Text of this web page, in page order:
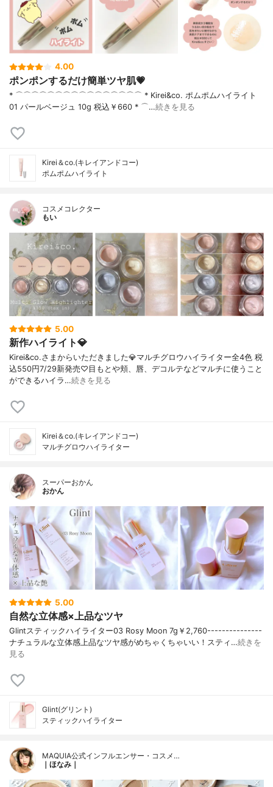
4.00
ポンポンするだけ簡単ツヤ肌💗
* ⌒⌒⌒⌒⌒⌒⌒⌒⌒⌒⌒⌒⌒⌒⌒⌒ * Kirei&co. ポムポムハイライト
01 パールベージュ 10g 税込￥660 * ⌒…続きを見る
Kirei＆co.(キレイアンドコー)
ポムポムハイライト
コスメコレクター
もい
5.00
新作ハイライト💎
Kirei&co.さまからいただきました💎マルチグロウハイライター全4色 税
込550円7/29新発売♡目もとや頬、唇、デコルテなどマルチに使うこと
ができるハイラ…続きを見る
Kirei＆co.(キレイアンドコー)
マルチグロウハイライター
スーパーおかん
おかん
5.00
自然な立体感×上品なツヤ
Glintスティックハイライター03 Rosy Moon 7g￥2,760---------------
ナチュラルな立体感上品なツヤ感がめちゃくちゃいい！スティ…続きを
見る
Glint(グリント)
スティックハイライター
MAQUIA公式インフルエンサー・コスメ…
｜ほなみ｜